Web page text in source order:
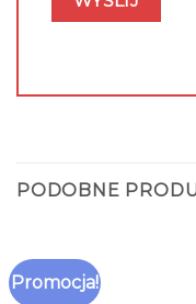
PODOBNE
Promocja!